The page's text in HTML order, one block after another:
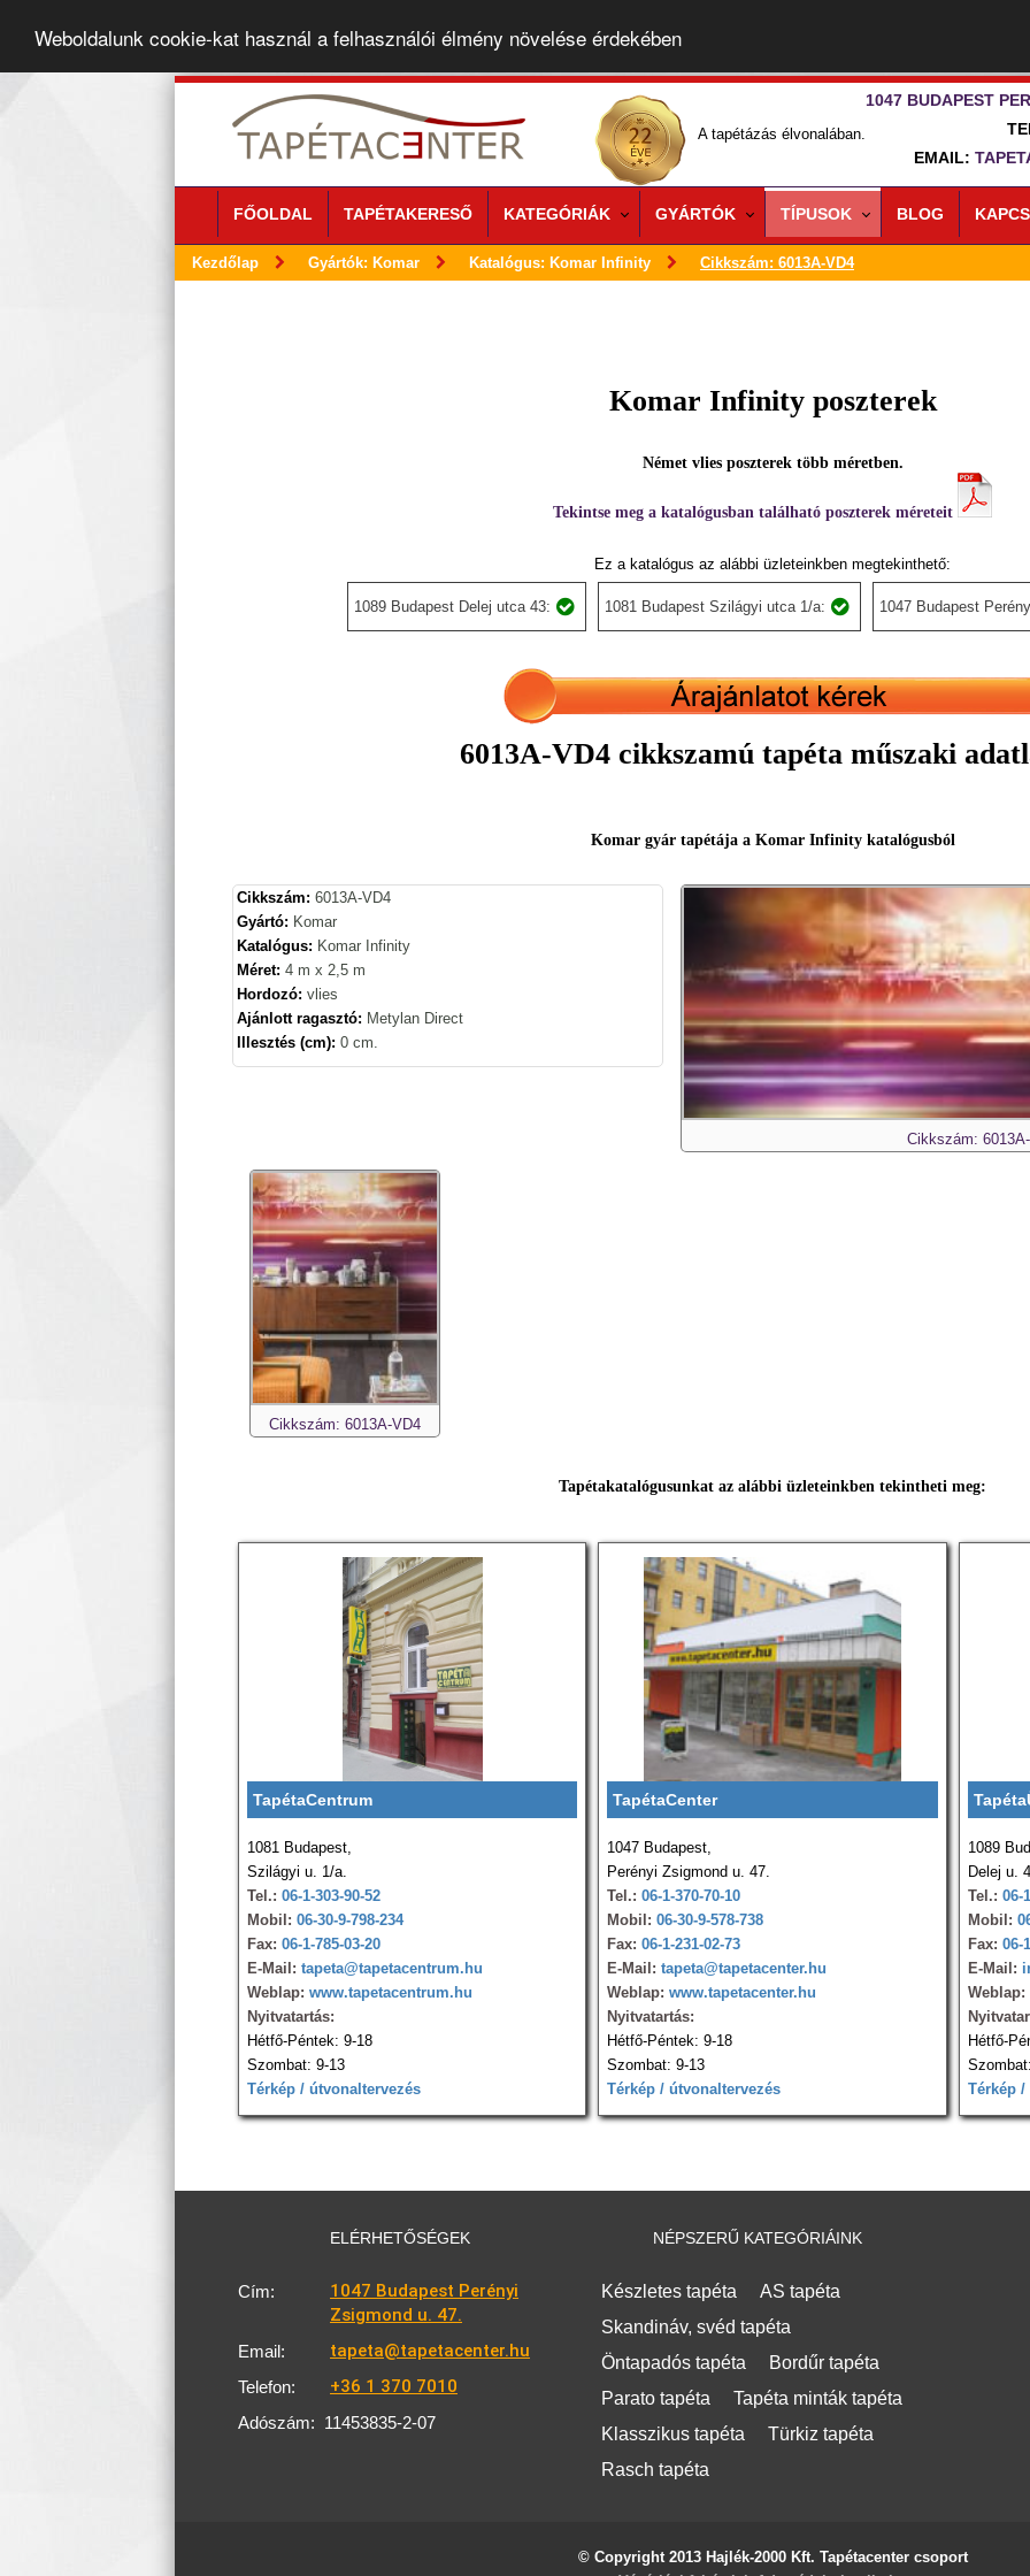
Weboldalunk cookie-kat használ a felhasználói élmény növelése érdekében
A tapétázás élvonalában.
1047 BUDAPEST
EMAIL:
FŐOLDAL TAPÉTAKERESŐ KATEGÓRIÁK GYÁRTÓK TÍPUSOK BLOG
Kezdőlap Gyártók: Komar Katalógus: Komar Infinity Cikkszám: 6013A-VD4
Komar Infinity poszterek
Német vlies poszterek több méretben.
Tekintse meg a katalógusban található poszterek méreteit
Ez a katalógus az alábbi üzleteinkben megtekinthető:
1089 Budapest Delej utca 43: 1081 Budapest Szilágyi utca 1/a: 1047 Budapest
6013A-VD4 cikkszamú tapéta műszaki
Komar gyár tapétája a Komar Infinity katalógusból
Cikkszám: 6013A-VD4
Gyártó: Komar
Katalógus: Komar Infinity
Méret: 4 m x 2,5 m
Hordozó: vlies
Ajánlott ragasztó: Metylan Direct
Illesztés (cm): 0 cm.
Cikkszám:
Cikkszám: 6013A-VD4
Tapétakatalógusunkat az alábbi üzleteinkben tekintheti meg:
TapétaCentrum
1081 Budapest,
Szilágyi u. 1/a.
Tel.: 06-1-303-90-52
Mobil: 06-30-9-798-234
Fax: 06-1-785-03-20
E-Mail: tapeta@tapetacentrum.hu
Weblap: www.tapetacentrum.hu
Nyitvatartás:
Hétfő-Péntek: 9-18
Szombat: 9-13
Térkép / útvonaltervezés
TapétaCenter
1047 Budapest,
Perényi Zsigmond u. 47.
Tel.: 06-1-370-70-10
Mobil: 06-30-9-578-738
Fax: 06-1-231-02-73
E-Mail: tapeta@tapetacenter.hu
Weblap: www.tapetacenter.hu
Nyitvatartás:
Hétfő-Péntek: 9-18
Szombat: 9-13
Térkép / útvonaltervezés
1089
Delej u.
Tel.: 06-
Mobil:
Fax: 06-
E-Mail:
Weblap:
Hétfő-
Térkép /
ELÉRHETŐSÉGEK
Cím:
1047 Budapest Perényi
Zsigmond u. 47.
Email: tapeta@tapetacenter.hu
Telefon: +36 1 370 7010
Adószám: 11453835-2-07
NÉPSZERŰ KATEGÓRIÁINK
Készletes tapéta
AS tapéta
Skandináv, svéd tapéta
Öntapadós tapéta
Bordűr tapéta
Parato tapéta
Tapéta minták tapéta
Klasszikus tapéta
Türkiz tapéta
Rasch tapéta
© Copyright 2013 Hajlék-2000 Kft. Tapétacenter csoport